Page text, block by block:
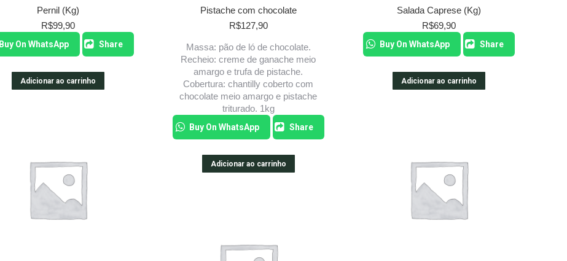
Pernil (Kg)
R$99,90
Buy On WhatsApp Share
Adicionar ao carrinho
Pistache com chocolate
R$127,90
Massa: pão de ló de chocolate.
Recheio: creme de ganache meio
amargo e trufa de pistache.
Cobertura: chantilly coberto com
chocolate meio amargo e pistache
triturado. 1kg
Buy On WhatsApp Share
Adicionar ao carrinho
Salada Caprese (Kg)
R$69,90
Buy On WhatsApp Share
Adicionar ao carrinho